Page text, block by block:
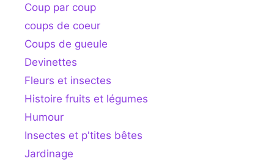
Coup par coup
coups de coeur
Coups de gueule
Devinettes
Fleurs et insectes
Histoire fruits et légumes
Humour
Insectes et p'tites bêtes
Jardinage